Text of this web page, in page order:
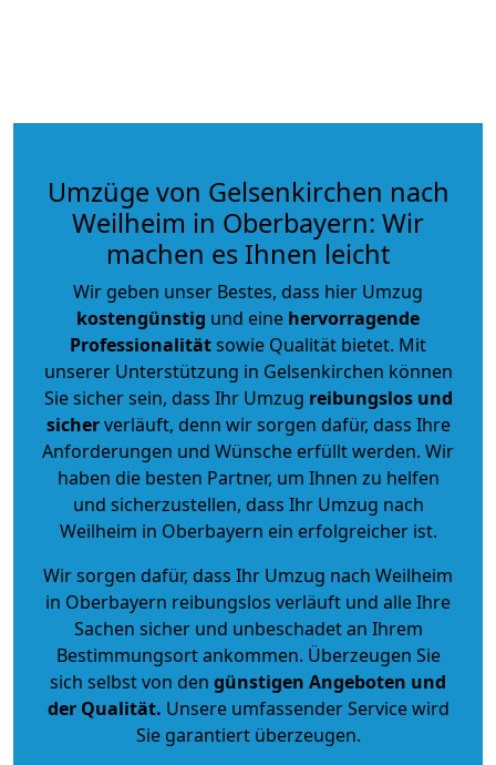
Umzüge von Gelsenkirchen nach
Weilheim in Oberbayern: Wir
machen es Ihnen leicht
Wir geben unser Bestes, dass hier Umzug
kostengünstig und eine hervorragende
Professionalitätsowie Qualität bietet. Mit
unserer Unterstützung in Gelsenkirchen können
Sie sicher sein, dass Ihr Umzug reibungslos und
sicherverläuft, denn wir sorgen dafür, dass Ihre
Anforderungen und Wünsche erfüllt werden. Wir
haben die besten Partner, um Ihnen zu helfen
und sicherzustellen, dass Ihr Umzug nach
Weilheim in Oberbayern ein erfolgreicher ist.
Wir sorgen dafür, dass Ihr Umzug nach Weilheim
in Oberbayern reibungslos verläuft und alle Ihre
Sachen sicher und unbeschadet an Ihrem
Bestimmungsort ankommen. Überzeugen Sie
sich selbst von den günstigen Angeboten und
der Qualität. Unsere umfassender Service wird
Sie garantiert überzeugen.